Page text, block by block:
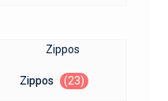
Zippos (23)